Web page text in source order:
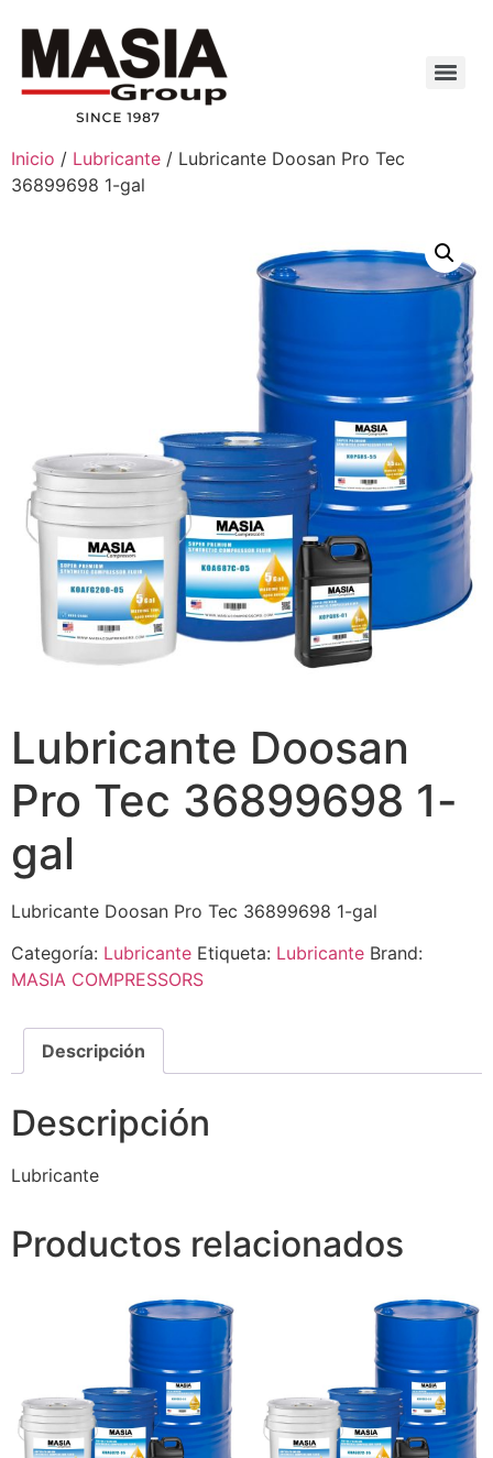
Inicio / Lubricante / Lubricante Doosan Pro Tec
36899698 1-gal
Lubricante Doosan
Pro Tec 36899698 1-
gal
Lubricante Doosan Pro Tec 36899698 1-gal
Categoría: Lubricante Etiqueta: Lubricante Brand:
MASIA COMPRESSORS
Descripción
Descripción
Lubricante
Productos relacionados